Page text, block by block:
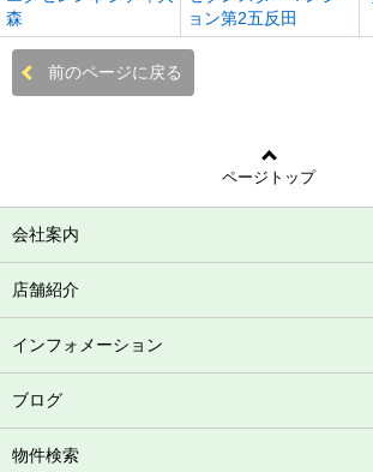
森
ョン第2五反田
前のページに戻る
ページトップ
会社案内
店舗紹介
インフォメーション
ブログ
物件検索